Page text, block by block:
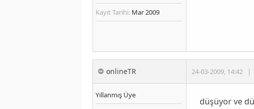
Kayıt Tarihi: Mar 2009
onlineTR 24-03-2009, 14:42 |
Yıllanmış Üye
düşüyor ve